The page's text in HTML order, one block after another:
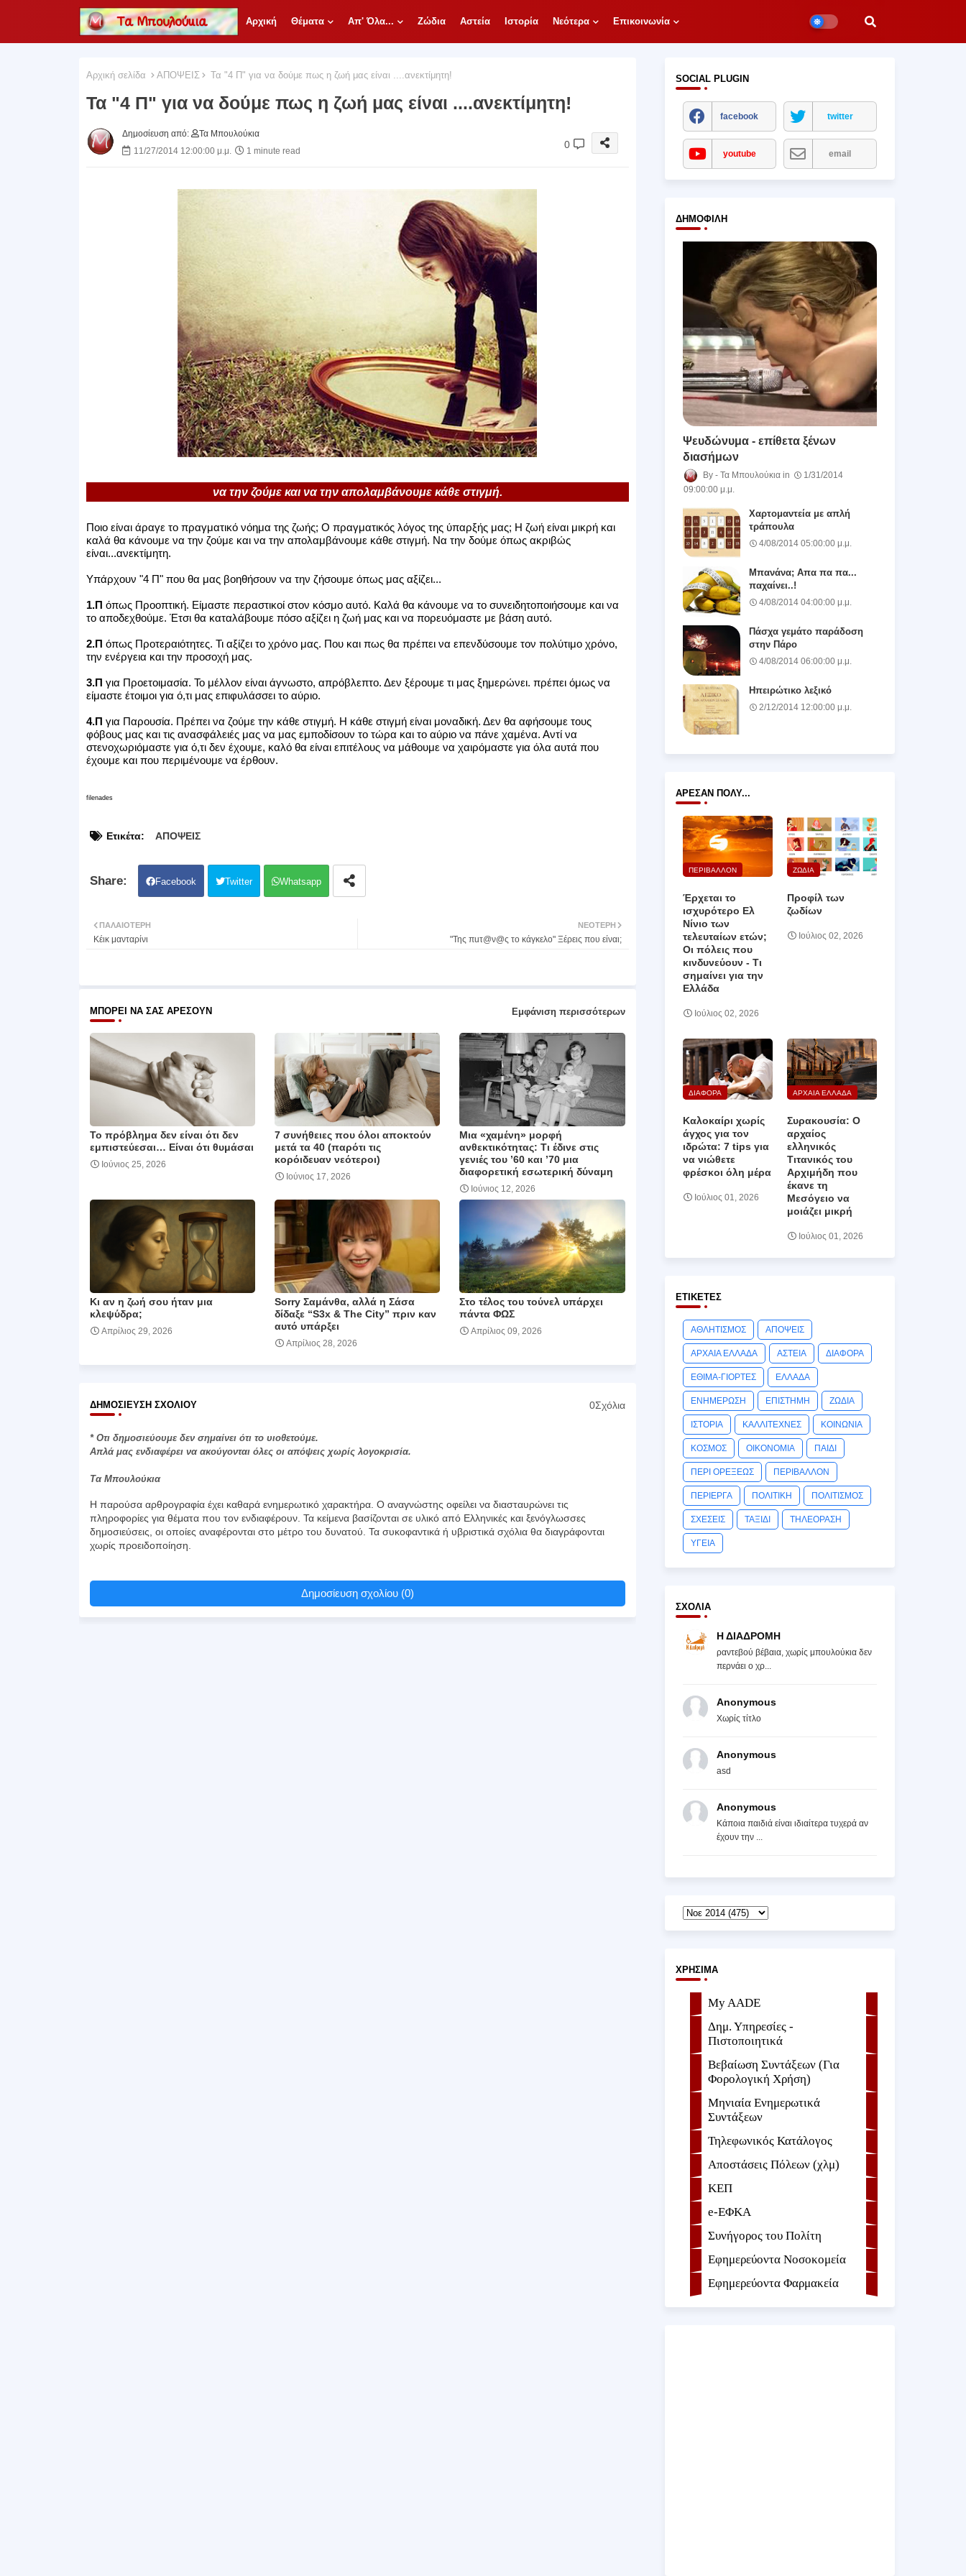
Αρχική Θέματα Απ' Όλα... Ζώδια Αστεία Ιστορία Νεότερα Επικοινωνία
Αρχική σελίδα ΑΠΟΨΕΙΣ Τα "4 Π" για να δούμε πως η ζωή μας είναι ....ανεκτίμητη!
Τα "4 Π" για να δούμε πως η ζωή μας είναι ....ανεκτίμητη!
Δημοσίευση από:
Τα Μπουλούκια
11/27/2014 12:00:00 μ.μ.
1 minute read
0
να την ζούμε και να την απολαμβάνουμε κάθε στιγμή.
Ποιο είναι άραγε το πραγματικό νόημα της ζωής; O πραγματικός λόγος της ύπαρξής μας; Η ζωή είναι μικρή και
καλά θα κάνουμε να την ζούμε και να την απολαμβάνουμε κάθε στιγμή. Να την δούμε όπως ακριβώς
είναι...ανεκτίμητη.
Υπάρχουν "4 Π" που θα μας βοηθήσουν να την ζήσουμε όπως μας αξίζει...
1.Π όπως Προοπτική. Είμαστε περαστικοί στον κόσμο αυτό. Καλά θα κάνουμε να το συνειδητοποιήσουμε και να
το αποδεχθούμε. Έτσι θα καταλάβουμε πόσο αξίζει η ζωή μας και να πορευόμαστε με βάση αυτό.
2.Π όπως Προτεραιότητες. Τι αξίζει το χρόνο μας. Που και πως θα πρέπει να επενδύσουμε τον πολύτιμο χρόνο,
την ενέργεια και την προσοχή μας.
3.Π για Προετοιμασία. Το μέλλον είναι άγνωστο, απρόβλεπτο. Δεν ξέρουμε τι μας ξημερώνει. πρέπει όμως να
είμαστε έτοιμοι για ό,τι μας επιφυλάσσει το αύριο.
4.Π για Παρουσία. Πρέπει να ζούμε την κάθε στιγμή. Η κάθε στιγμή είναι μοναδική. Δεν θα αφήσουμε τους
φόβους μας και τις ανασφάλειές μας να μας εμποδίσουν το τώρα και το αύριο να πάνε χαμένα. Αντί να
στενοχωριόμαστε για ό,τι δεν έχουμε, καλό θα είναι επιτέλους να μάθουμε να χαιρόμαστε για όλα αυτά που
έχουμε και που περιμένουμε να έρθουν.
filenades
Ετικέτα: ΑΠΟΨΕΙΣ
Facebook Twitter Whatsapp
ΝΕΌΤΕΡΗ
"Της πuτ@ν@ς το κάγκελο" Ξέρεις που είναι;
ΠΑΛΑΙΌΤΕΡΗ
Κέικ μανταρίνι
ΜΠΟΡΕΊ ΝΑ ΣΑΣ ΑΡΈΣΟΥΝ Εμφάνιση περισσότερων
Το πρόβλημα δεν είναι ότι δεν
εμπιστεύεσαι… Είναι ότι θυμάσαι
Ιούνιος 25, 2026
7 συνήθειες που όλοι αποκτούν
μετά τα 40 (παρότι τις
κορόιδευαν νεότεροι)
Ιούνιος 17, 2026
Μια «χαμένη» μορφή
ανθεκτικότητας: Τι έδινε στις
γενιές του ’60 και ’70 μια
διαφορετική εσωτερική δύναμη
Ιούνιος 12, 2026
Κι αν η ζωή σου ήταν μια
κλεψύδρα;
Απρίλιος 29, 2026
Sorry Σαμάνθα, αλλά η Σάσα
δίδαξε “S3x & The City” πριν καν
αυτό υπάρξει
Απρίλιος 28, 2026
Στο τέλος του τούνελ υπάρχει
πάντα ΦΩΣ
Απρίλιος 09, 2026
ΔΗΜΟΣΊΕΥΣΗ ΣΧΟΛΊΟΥ 0Σχόλια
* Οτι δημοσιεύουμε δεν σημαίνει ότι το υιοθετούμε.
Απλά μας ενδιαφέρει να ακούγονται όλες οι απόψεις χωρίς λογοκρισία.
Τα Μπουλούκια
Η παρούσα αρθρογραφία έχει καθαρά ενημερωτικό χαρακτήρα. Ο αναγνώστης οφείλει να διασταυρώνει τις
πληροφορίες για θέματα που τον ενδιαφέρουν. Τα κείμενα βασίζονται σε υλικό από Ελληνικές και ξενόγλωσσες
δημοσιεύσεις, οι οποίες αναφέρονται στο μέτρο του δυνατού. Τα συκοφαντικά ή υβριστικά σχόλια θα διαγράφονται
χωρίς προειδοποίηση.
Δημοσίευση σχολίου (0)
SOCIAL PLUGIN
facebook twitter
youtube email
ΔΗΜΟΦΙΛΉ
Ψευδώνυμα - επίθετα ξένων
διασήμων
Τα Μπουλούκια
1/31/2014
09:00:00 μ.μ.
Χαρτομαντεία με απλή
τράπουλα
4/08/2014 05:00:00 μ.μ.
Μπανάνα; Απα πα πα...
παχαίνει..!
4/08/2014 04:00:00 μ.μ.
Πάσχα γεμάτο παράδοση
στην Πάρο
4/08/2014 06:00:00 μ.μ.
Ηπειρώτικο λεξικό
2/12/2014 12:00:00 μ.μ.
ΆΡΕΣΑΝ ΠΟΛΎ...
ΠΕΡΙΒΑΛΛΟΝ
Έρχεται το
ισχυρότερο Ελ
Νίνιο των
τελευταίων ετών;
Οι πόλεις που
κινδυνεύουν ‑ Τι
σημαίνει για την
Ελλάδα
Ιούλιος 02, 2026
ΖΩΔΙΑ
Προφίλ των
ζωδίων
Ιούλιος 02, 2026
ΔΙΑΦΟΡΑ
Καλοκαίρι χωρίς
άγχος για τον
ιδρώτα: 7 tips για
να νιώθετε
φρέσκοι όλη μέρα
Ιούλιος 01, 2026
ΑΡΧΑΙΑ ΕΛΛΑΔΑ
Συρακουσία: Ο
αρχαίος
ελληνικός
Τιτανικός του
Αρχιμήδη που
έκανε τη
Μεσόγειο να
μοιάζει μικρή
Ιούλιος 01, 2026
ΕΤΙΚΈΤΕΣ
ΑΘΛΗΤΙΣΜΟΣ ΑΠΟΨΕΙΣ
ΑΡΧΑΙΑ ΕΛΛΑΔΑ ΑΣΤΕΙΑ ΔΙΑΦΟΡΑ
ΕΘΙΜΑ-ΓΙΟΡΤΕΣ ΕΛΛΑΔΑ
ΕΝΗΜΕΡΩΣΗ ΕΠΙΣΤΗΜΗ ΖΩΔΙΑ
ΙΣΤΟΡΙΑ ΚΑΛΛΙΤΕΧΝΕΣ ΚΟΙΝΩΝΙΑ
ΚΟΣΜΟΣ ΟΙΚΟΝΟΜΙΑ ΠΑΙΔΙ
ΠΕΡΙ ΟΡΕΞΕΩΣ ΠΕΡΙΒΑΛΛΟΝ
ΠΕΡΙΕΡΓΑ ΠΟΛΙΤΙΚΗ ΠΟΛΙΤΙΣΜΟΣ
ΣΧΕΣΕΙΣ ΤΑΞΙΔΙ ΤΗΛΕΟΡΑΣΗ
ΥΓΕΙΑ
ΣΧΌΛΙΑ
Η ΔΙΑΔΡΟΜΗ
ραντεβού βέβαια, χωρίς μπουλούκια δεν
περνάει ο χρ...
Anonymous
Χωρίς τίτλο
Anonymous
asd
Anonymous
Κάποια παιδιά είναι ιδιαίτερα τυχερά αν
έχουν την ...
ΧΡΉΣΙΜΑ
My AADE
Δημ. Υπηρεσίες -
Πιστοποιητικά
Βεβαίωση Συντάξεων (Για
Φορολογική Χρήση)
Μηνιαία Ενημερωτικά
Συντάξεων
Τηλεφωνικός Κατάλογος
Αποστάσεις Πόλεων (χλμ)
ΚΕΠ
e-ΕΦKA
Συνήγορος του Πολίτη
Εφημερεύοντα Νοσοκομεία
Εφημερεύοντα Φαρμακεία